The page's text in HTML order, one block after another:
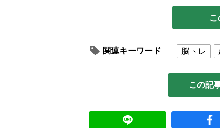
関連キーワード 脳トレ
この記